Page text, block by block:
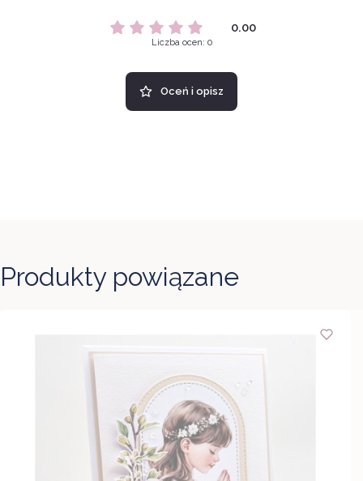
0.00
Liczba ocen: 0
Oceń i opisz
Produkty powiązane